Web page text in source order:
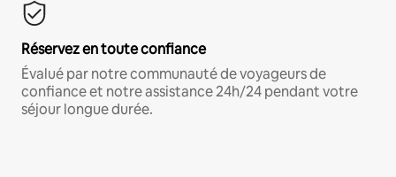
Réservez en toute confiance
Évalué par notre communauté de voyageurs de
confiance et notre assistance 24h/24 pendant votre
séjour longue durée.